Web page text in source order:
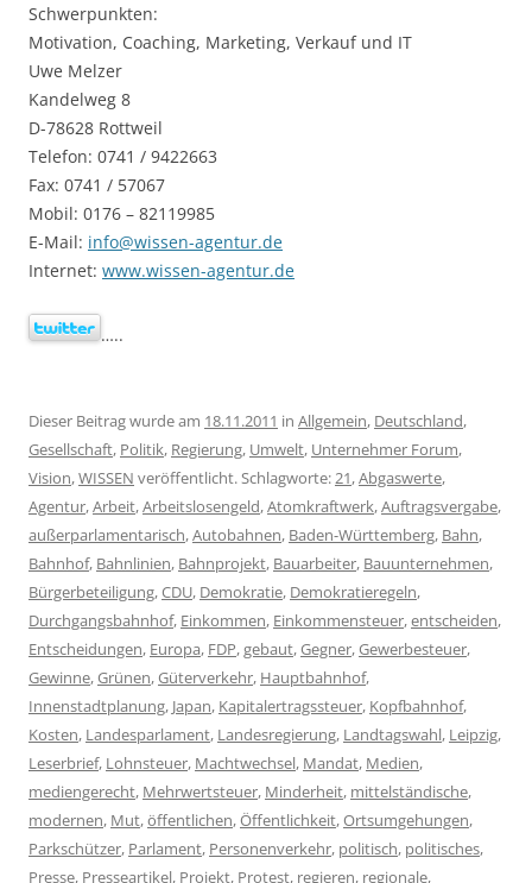
Schwerpunkten:
Motivation, Coaching, Marketing, Verkauf und IT
Uwe Melzer
Kandelweg 8
D-78628 Rottweil
Telefon: 0741 / 9422663
Fax: 0741 / 57067
Mobil: 0176 – 82119985
E-Mail: info@wissen-agentur.de
Internet: www.wissen-agentur.de
…..
Dieser Beitrag wurde am 18.11.2011 in Allgemein, Deutschland,
Gesellschaft, Politik, Regierung, Umwelt, Unternehmer Forum,
Vision,WISSEN veröffentlicht. Schlagworte:21,Abgaswerte,
Agentur,Arbeit,Arbeitslosengeld,Atomkraftwerk,Auftragsvergabe,
außerparlamentarisch,Autobahnen, Baden-Württemberg, Bahn,
Bahnhof, Bahnlinien, Bahnprojekt, Bauarbeiter, Bauunternehmen,
Bürgerbeteiligung,CDU, Demokratie, Demokratieregeln,
Durchgangsbahnhof, Einkommen, Einkommensteuer,entscheiden,
Entscheidungen, Europa, FDP,gebaut,Gegner,Gewerbesteuer,
Gewinne,Grünen,Güterverkehr, Hauptbahnhof,
Innenstadtplanung, Japan, Kapitalertragssteuer, Kopfbahnhof,
Kosten, Landesparlament, Landesregierung, Landtagswahl, Leipzig,
Leserbrief, Lohnsteuer, Machtwechsel, Mandat, Medien,
mediengerecht, Mehrwertsteuer, Minderheit, mittelständische,
modernen, Mut,öffentlichen,Öffentlichkeit,Ortsumgehungen,
Parkschützer, Parlament, Personenverkehr, politisch, politisches,
Presse, Presseartikel, Projekt, Protest, regieren, regionale,